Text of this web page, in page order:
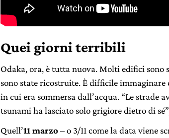
Quei giorni terribili
Odaka, ora, è tutta nuova. Molti edifici sono
sono state ricostruite. È difficile
in cui era sommersa dall’acqua. “Le strade
tsunami ha lasciato solo grigiore dietro di
Quell’11 marzo– o 3/11 come la data viene